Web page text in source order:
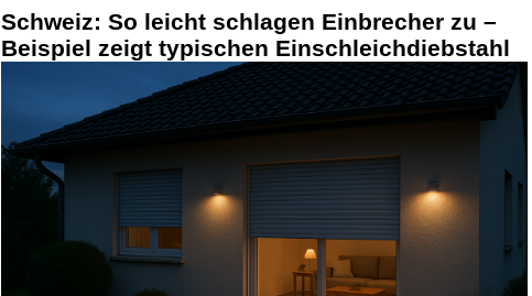
Schweiz: So leicht schlagen Einbrecher zu –
Beispiel zeigt typischen Einschleichdiebstahl